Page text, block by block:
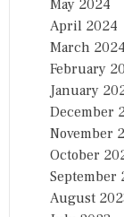
May 2024
April 2024
March 2024
February
January
December
November
October
September
August